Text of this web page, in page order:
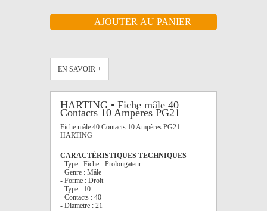
EN SAVOIR +
HARTING • Fiche mâle 40
Contacts 10 Ampères PG21
Fiche mâle 40 Contacts 10 Ampères PG21
HARTING
CARACTÉRISTIQUES TECHNIQUES
- Type : Fiche - Prolongateur
- Genre : Mâle
- Forme : Droit
- Type : 10
- Contacts : 40
- Diametre : 21